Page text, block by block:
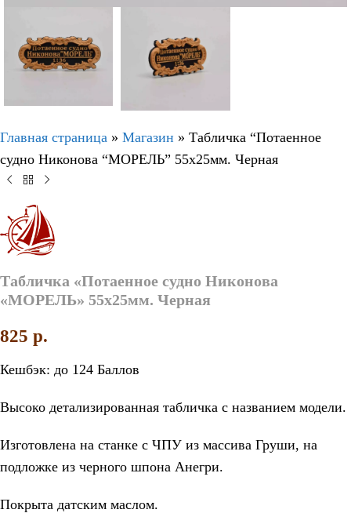
Главная страница » Магазин » Табличка “Потаенное
судно Никонова “МОРЕЛЬ” 55х25мм. Черная
Табличка «Потаенное судно Никонова
«МОРЕЛЬ» 55х25мм. Черная
825 p.
Кешбэк: до 124 Баллов
Высоко детализированная табличка с названием модели.
Изготовлена на станке с ЧПУ из массива Груши, на
подложке из черного шпона Анегри.
Покрыта датским маслом.